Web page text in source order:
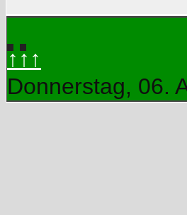
↑↑↑
Donnerstag, 06.